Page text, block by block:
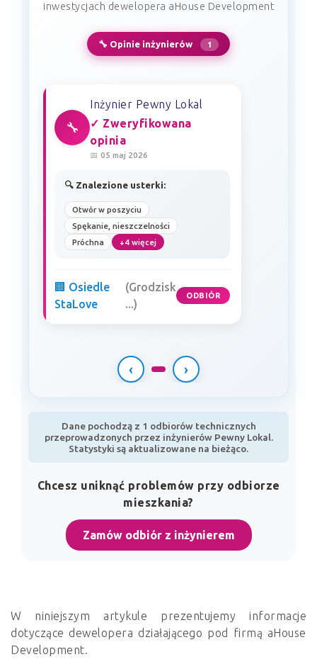
inwestycjach dewelopera aHouse Development
🔧 Opinie inżynierów 1
🔧
Inżynier Pewny Lokal
✓ Zweryfikowana
opinia
📅 05 maj 2026
🔍 Znalezione usterki:
Otwór w poszyciu
Spękanie, nieszczelności
Próchna
+4 więcej
🏢 Osiedle
StaLove
(Grodzisk
...)
ODBIÓR
‹ ›
Dane pochodzą z 1 odbiorów technicznych
przeprowadzonych przez inżynierów Pewny Lokal.
Statystyki są aktualizowane na bieżąco.
Chcesz uniknąć problemów przy odbiorze
mieszkania?
Zamów odbiór z inżynierem
W niniejszym artykule prezentujemy informacje
dotyczące dewelopera działającego pod firmą aHouse
Development.